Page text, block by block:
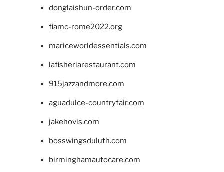
donglaishun-order.com
fiamc-rome2022.org
mariceworldessentials.com
lafisheriarestaurant.com
915jazzandmore.com
aguadulce-countryfair.com
jakehovis.com
bosswingsduluth.com
birminghamautocare.com